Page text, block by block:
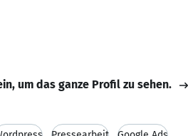
um das ganze Profil zu sehen.